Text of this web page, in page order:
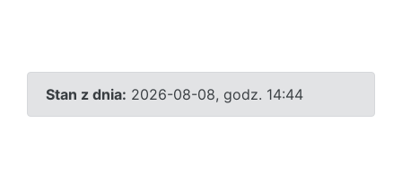
Stan z dnia: 2026-08-08, godz. 14:44